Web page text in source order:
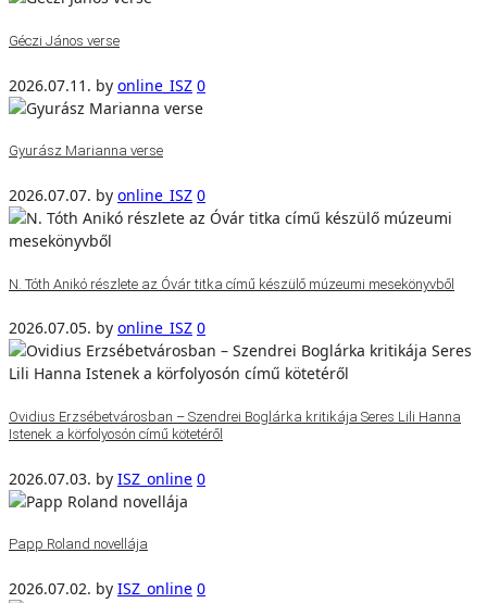
Géczi János verse
2026.07.11. by online_ISZ 0
Gyurász Marianna verse
2026.07.07. by online_ISZ 0
N. Tóth Anikó részlete az Óvár titka című készülő múzeumi mesekönyvből
2026.07.05. by online_ISZ 0
Ovidius Erzsébetvárosban – Szendrei Boglárka kritikája Seres Lili Hanna
Istenek a körfolyosón című kötetéről
2026.07.03. by ISZ_online 0
Papp Roland novellája
2026.07.02. by ISZ_online 0